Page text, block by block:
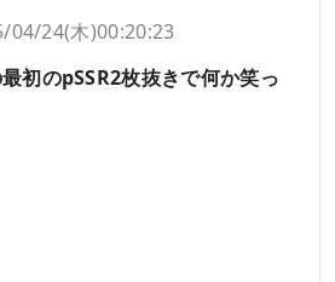
04/24(木)00:20:23
初のpSSR2枚抜きで何か笑っ